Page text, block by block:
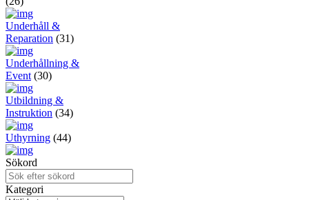
Underhåll &
Reparation (31)
Underhållning &
Event (30)
Utbildning &
Instruktion (34)
Uthyrning (44)
Sökord
Kategori